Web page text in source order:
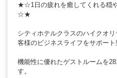
★☆1日の疲れを癒してくれる穏
☆★
シティホテルクラスのハイクオ
客様のビジネスライフをサポート
機能性に優れたゲストルームを
す。